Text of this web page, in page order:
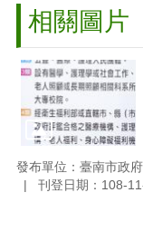
相關圖片
發布單位：臺南市政
刊登日期：108-